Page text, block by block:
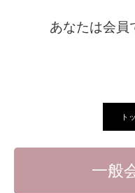
あなたは会員
ト
一般